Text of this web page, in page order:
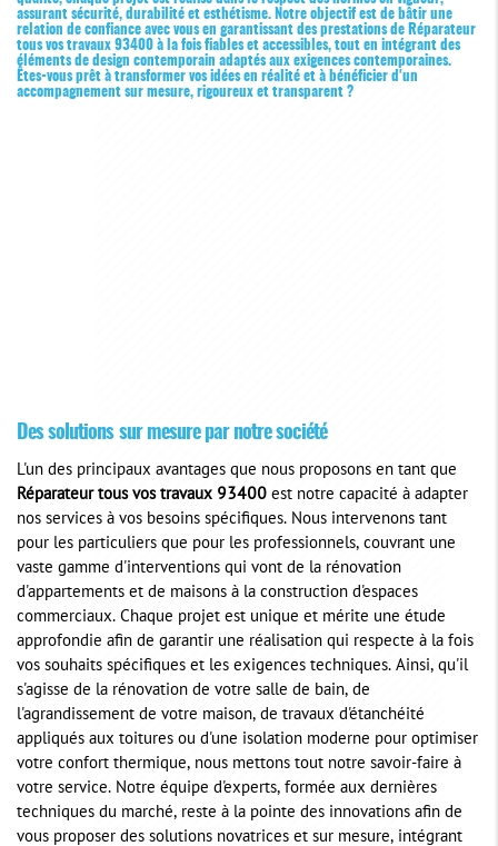
assurant sécurité, durabilité et esthétisme. Notre objectif est de bâtir une
relation de confiance avec vous en garantissant des prestations de Réparateur
tous vos travaux 93400 à la fois fiables et accessibles, tout en intégrant des
éléments de design contemporain adaptés aux exigences contemporaines.
Êtes-vous prêt à transformer vos idées en réalité et à bénéficier d'un
accompagnement sur mesure, rigoureux et transparent ?
Des solutions sur mesure par notre société
L'un des principaux avantages que nous proposons en tant que
Réparateur tous vos travaux 93400 est notre capacité à adapter
nos services à vos besoins spécifiques. Nous intervenons tant
pour les particuliers que pour les professionnels, couvrant une
vaste gamme d'interventions qui vont de la rénovation
d'appartements et de maisons à la construction d'espaces
commerciaux. Chaque projet est unique et mérite une étude
approfondie afin de garantir une réalisation qui respecte à la fois
vos souhaits spécifiques et les exigences techniques. Ainsi, qu'il
s'agisse de la rénovation de votre salle de bain, de
l'agrandissement de votre maison, de travaux d'étanchéité
appliqués aux toitures ou d'une isolation moderne pour optimiser
votre confort thermique, nous mettons tout notre savoir-faire à
votre service. Notre équipe d'experts, formée aux dernières
techniques du marché, reste à la pointe des innovations afin de
vous proposer des solutions novatrices et sur mesure, intégrant